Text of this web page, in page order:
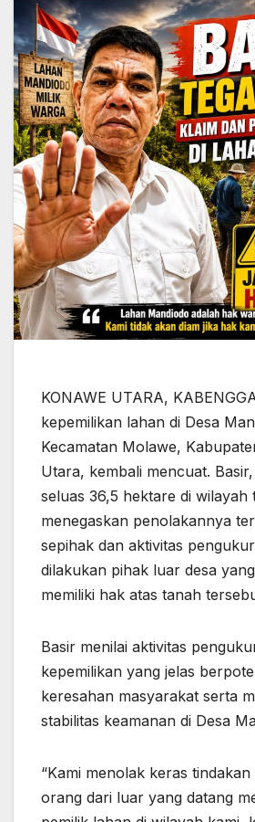
KONAWE UTARA,
kepemilikan lahan di Desa
Kecamatan Molawe,
Utara, kembali mencuat.
seluas 36,5 hektare di wilayah
menegaskan penolakannya
sepihak dan aktivitas
dilakukan pihak luar desa
memiliki hak atas tanah
Basir menilai aktivitas
kepemilikan yang jelas
keresahan masyarakat serta
stabilitas keamanan di Desa
“Kami menolak keras
orang dari luar yang datang